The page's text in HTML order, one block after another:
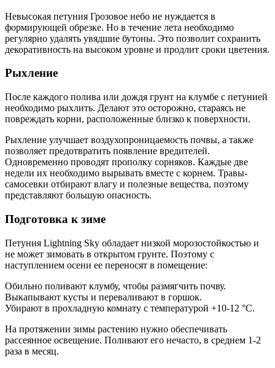
Невысокая петуния Грозовое небо не нуждается в
формирующей обрезке. Но в течение лета необходимо
регулярно удалять увядшие бутоны. Это позволит сохранить
декоративность на высоком уровне и продлит сроки цветения.
Рыхление
После каждого полива или дождя грунт на клумбе с петунией
необходимо рыхлить. Делают это осторожно, стараясь не
повреждать корни, расположенные близко к поверхности.
Рыхление улучшает воздухопроницаемость почвы, а также
позволяет предотвратить появление вредителей.
Одновременно проводят прополку сорняков. Каждые две
недели их необходимо вырывать вместе с корнем. Травы-
самосевки отбирают влагу и полезные вещества, поэтому
представляют большую опасность.
Подготовка к зиме
Петуния Lightning Sky обладает низкой морозостойкостью и
не может зимовать в открытом грунте. Поэтому с
наступлением осени ее переносят в помещение:
Обильно поливают клумбу, чтобы размягчить почву.
Выкапывают кусты и переваливают в горшок.
Убирают в прохладную комнату с температурой +10-12 °С.
На протяжении зимы растению нужно обеспечивать
рассеянное освещение. Поливают его нечасто, в среднем 1-2
раза в месяц.